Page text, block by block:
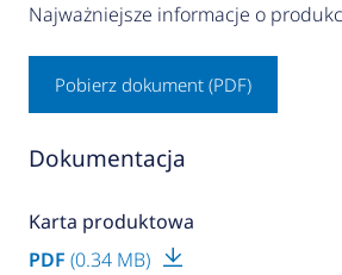
Najważniejsze informacje o
Pobierz dokument (PDF)
Dokumentacja
Karta produktowa
PDF (0.34 MB)